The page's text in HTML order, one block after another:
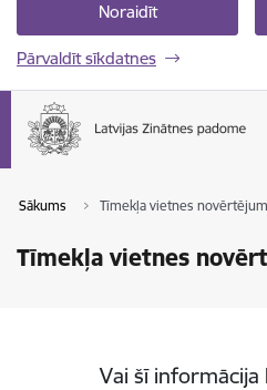
Noraidīt
Pārvaldīt sīkdatnes
Sākums Tīmekļa vietnes
Tīmekļa vietnes
Vai šī informācija